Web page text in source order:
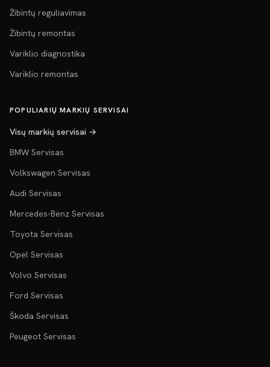
Žibintų reguliavimas
Žibintų remontas
Variklio diagnostika
Variklio remontas
POPULIARIŲ MARKIŲ SERVISAI
Visų markių servisai →
BMW Servisas
Volkswagen Servisas
Audi Servisas
Mercedes-Benz Servisas
Toyota Servisas
Opel Servisas
Volvo Servisas
Ford Servisas
Škoda Servisas
Peugeot Servisas